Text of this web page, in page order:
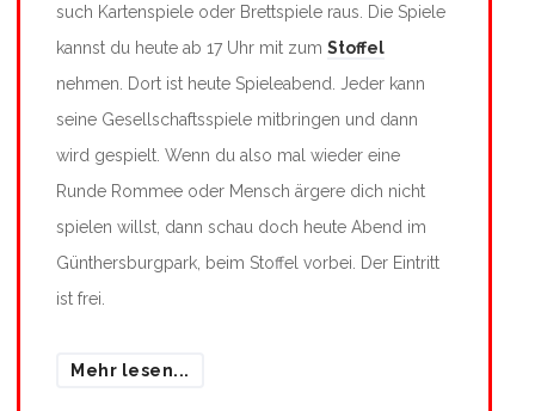
such Kartenspiele oder Brettspiele raus. Die Spiele
kannst du heute ab 17 Uhr mit zum Stoffel
nehmen. Dort ist heute Spieleabend. Jeder kann
seine Gesellschaftsspiele mitbringen und dann
wird gespielt. Wenn du also mal wieder eine
Runde Rommee oder Mensch ärgere dich nicht
spielen willst, dann schau doch heute Abend im
Günthersburgpark, beim Stoffel vorbei. Der Eintritt
ist frei.
Mehr lesen...